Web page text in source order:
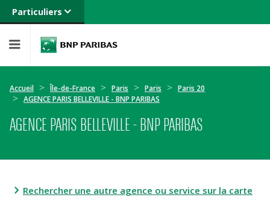
Particuliers
Banque privée
Entreprises
Accueil Île-de-France Paris Paris
Paris 20
AGENCE PARIS BELLEVILLE - BNP PARIBAS
AGENCE PARIS BELLEVILLE - BNP PARIBAS
Rechercher une autre agence ou service sur la carte